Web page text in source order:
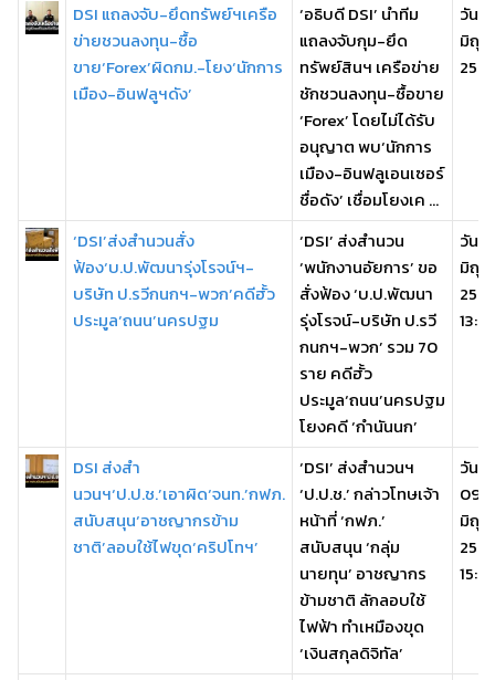
DSI แถลงจับ-ยึดทรัพย์ฯเครือ
ข่ายชวนลงทุน-ซื้อ
ขาย‘Forex’ผิดกม.-โยง‘นักการ
เมือง-อินฟลูฯดัง’
‘อธิบดี DSI’ นำทีม
แถลงจับกุม-ยึด
ทรัพย์สินฯ เครือข่าย
ชักชวนลงทุน-ซื้อขาย
‘Forex’ โดยไม่ได้รับ
อนุญาต พบ‘นักการ
เมือง-อินฟลูเอนเซอร์
ชื่อดัง’ เชื่อมโยงเค ...
วันศุ
มิถุน
‘DSI’ส่งสำนวนสั่ง
ฟ้อง‘บ.ป.พัฒนารุ่งโรจน์ฯ-
บริษัท ป.รวีกนกฯ-พวก’คดีฮั้ว
ประมูล‘ถนน’นครปฐม
‘DSI’ ส่งสำนวน
‘พนักงานอัยการ’ ขอ
สั่งฟ้อง ‘บ.ป.พัฒนา
รุ่งโรจน์-บริษัท ป.รวี
กนกฯ-พวก’ รวม 70
ราย คดีฮั้ว
ประมูล‘ถนน’นครปฐม
โยงคดี ‘กำนันนก’
วันพุ
มิถุน
13:22
DSI ส่งสำ
นวนฯ‘ป.ป.ช.’เอาผิด‘จนท.’กฟภ.
สนับสนุน‘อาชญากรข้าม
ชาติ’ลอบใช้ไฟขุด‘คริปโทฯ’
‘DSI’ ส่งสำนวนฯ
‘ป.ป.ช.’ กล่าวโทษเจ้า
หน้าที่ ‘กฟภ.’
สนับสนุน ‘กลุ่ม
นายทุน’ อาชญากร
ข้ามชาติ ลักลอบใช้
ไฟฟ้า ทำเหมืองขุด
‘เงินสกุลดิจิทัล’
วันอั
09
มิถุน